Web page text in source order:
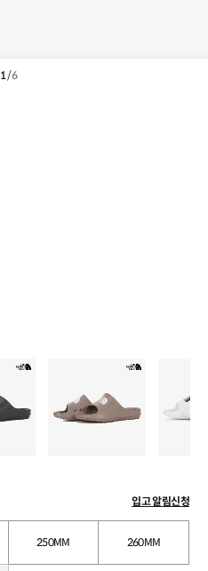
1/6
입고 알림신청
250MM 260MM